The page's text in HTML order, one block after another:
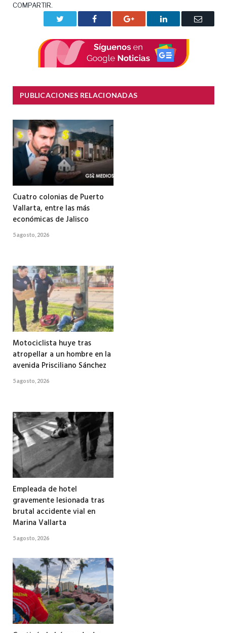
COMPARTIR.
Facebook Google+ LinkedIn
Correo
PUBLICACIONES RELACIONADAS
Cuatro colonias de Puerto
Vallarta, entre las más
económicas de Jalisco
5 agosto, 2026
Motociclista huye tras
atropellar a un hombre en la
avenida Prisciliano Sánchez
5 agosto, 2026
Empleada de hotel
gravemente lesionada tras
brutal accidente vial en
Marina Vallarta
5 agosto, 2026